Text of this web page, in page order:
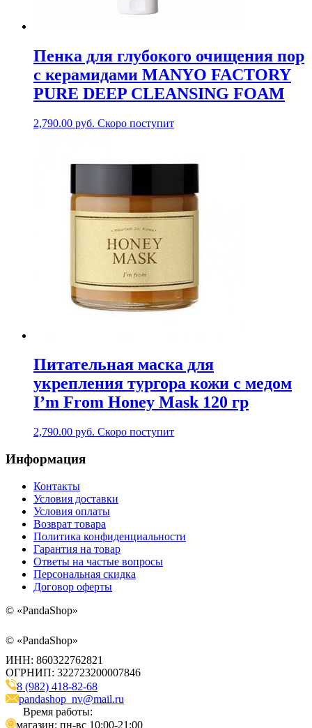
Пенка для глубокого очищения пор
с керамидами MANYO FACTORY
PURE DEEP CLEANSING FOAM
2,790.00 руб. Скоро поступит
Питательная маска для
укрепления тургора кожи с медом
I’m From Honey Mask 120 гр
2,790.00 руб. Скоро поступит
Информация
Контакты
Условия доставки
Условия оплаты
Возврат товара
Политика конфиденциальности
Гарантия на товар
Ответы на частые вопросы
Персональная скидка
Договор оферты
© «PandaShop»
© «PandaShop»
ИНН: 860322762821
ОГРНИП: 322723200007846
8 (982) 418-82-68
pandashop_nv@mail.ru
Время работы:
магазин: пн-вс 10:00-21:00